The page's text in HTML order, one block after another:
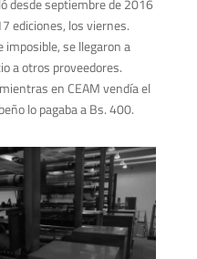
desde septiembre de 2016
ediciones, los viernes.
se llegaron a
a otros proveedores.
en CEAM vendía el
lo pagaba a Bs. 400.